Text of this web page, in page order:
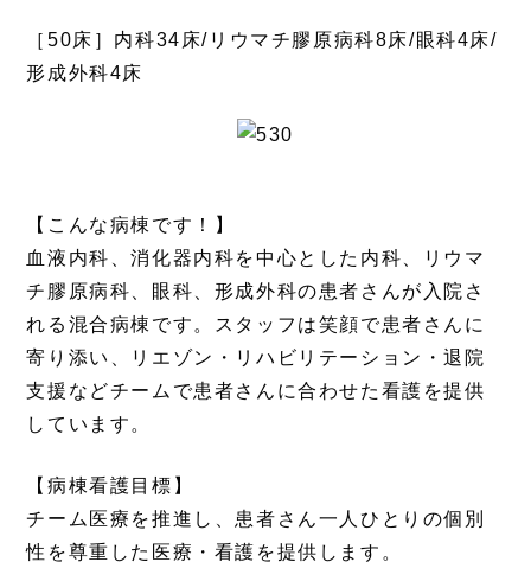
［50床］内科34床/リウマチ膠原病科8床/眼科4床/
形成外科4床
【こんな病棟です！】
血液内科、消化器内科を中心とした内科、リウマ
チ膠原病科、眼科、形成外科の患者さんが入院さ
れる混合病棟です。スタッフは笑顔で患者さんに
寄り添い、リエゾン・リハビリテーション・退院
支援などチームで患者さんに合わせた看護を提供
しています。
【病棟看護目標】
チーム医療を推進し、患者さん一人ひとりの個別
性を尊重した医療・看護を提供します。